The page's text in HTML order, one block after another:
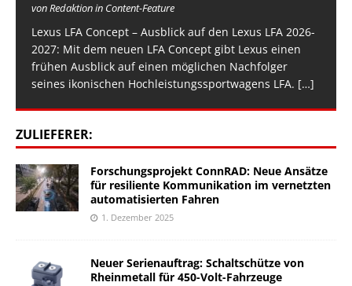
von Redaktion in Content-Feature
Lexus LFA Concept – Ausblick auf den Lexus LFA 2026-
2027: Mit dem neuen LFA Concept gibt Lexus einen
frühen Ausblick auf einen möglichen Nachfolger
seines ikonischen Hochleistungssportwagens LFA. […]
ZULIEFERER:
Forschungsprojekt ConnRAD: Neue Ansätze
für resiliente Kommunikation im vernetzten
automatisierten Fahren
1. Dezember 2025
Neuer Serienauftrag: Schaltschütze von
Rheinmetall für 450-Volt-Fahrzeuge